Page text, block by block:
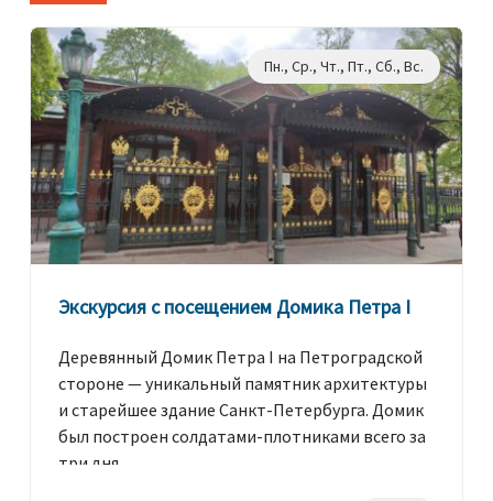
Пн., Ср., Чт., Пт., Сб., Вс.
Экскурсия с посещением Домика Петра I
Деревянный Домик Петра I на Петроградской
стороне — уникальный памятник архитектуры
и старейшее здание Санкт-Петербурга. Домик
был построен солдатами-плотниками всего за
три дня.